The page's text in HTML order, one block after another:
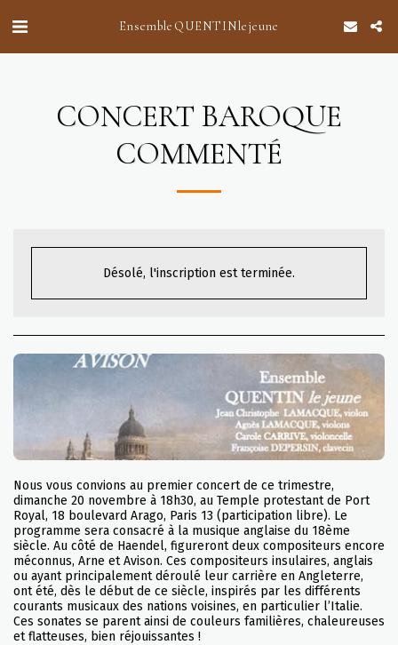
Ensemble QUENTIN le jeune
CONCERT BAROQUE
COMMENTÉ
Désolé, l'inscription est terminée.
Nous vous convions au premier concert de ce trimestre,
dimanche 20 novembre à 18h30, au Temple protestant de Port
Royal, 18 boulevard Arago, Paris 13 (participation libre). Le
programme sera consacré à la musique anglaise du 18ème
siècle. Au côté de Haendel, figureront deux compositeurs encore
méconnus, Arne et Avison. Ces compositeurs insulaires, anglais
ou ayant principalement déroulé leur carrière en Angleterre,
ont été, dès le début de ce siècle, inspirés par les différents
courants musicaux des nations voisines, en particulier l’Italie.
Ces sonates se parent ainsi de couleurs familières, chaleureuses
et flatteuses, bien réjouissantes !